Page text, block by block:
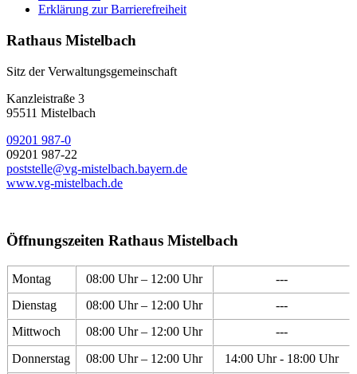
Erklärung zur Barrierefreiheit
Rathaus Mistelbach
Sitz der Verwaltungsgemeinschaft
Kanzleistraße 3
95511 Mistelbach
09201 987-0
09201 987-22
poststelle@vg-mistelbach.bayern.de
www.vg-mistelbach.de
Öffnungszeiten Rathaus Mistelbach
Montag 08:00 Uhr – 12:00 Uhr
---
Dienstag
08:00 Uhr – 12:00 Uhr
---
Mittwoch
08:00 Uhr – 12:00 Uhr
---
Donnerstag
08:00 Uhr – 12:00 Uhr
14:00 Uhr - 18:00 Uhr